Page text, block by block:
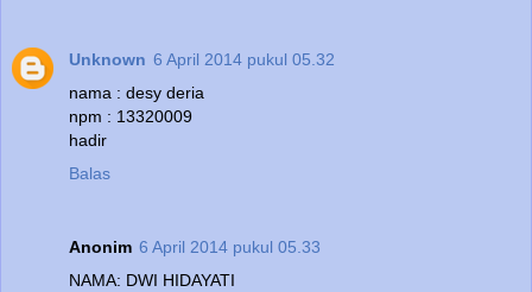
Unknown 6 April 2014 pukul 05.32
nama : desy deria
npm : 13320009
hadir
Balas
Anonim 6 April 2014 pukul 05.33
NAMA: DWI HIDAYATI